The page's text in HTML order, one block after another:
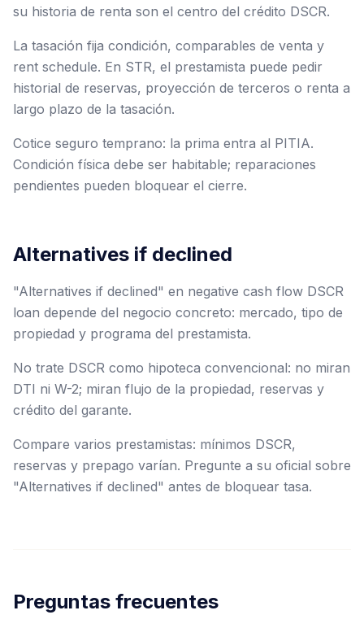
su historia de renta son el centro del crédito DSCR.
La tasación fija condición, comparables de venta y
rent schedule. En STR, el prestamista puede pedir
historial de reservas, proyección de terceros o renta a
largo plazo de la tasación.
Cotice seguro temprano: la prima entra al PITIA.
Condición física debe ser habitable; reparaciones
pendientes pueden bloquear el cierre.
Alternatives if declined
"Alternatives if declined" en negative cash flow DSCR
loan depende del negocio concreto: mercado, tipo de
propiedad y programa del prestamista.
No trate DSCR como hipoteca convencional: no miran
DTI ni W-2; miran flujo de la propiedad, reservas y
crédito del garante.
Compare varios prestamistas: mínimos DSCR,
reservas y prepago varían. Pregunte a su oficial sobre
"Alternatives if declined" antes de bloquear tasa.
Preguntas frecuentes